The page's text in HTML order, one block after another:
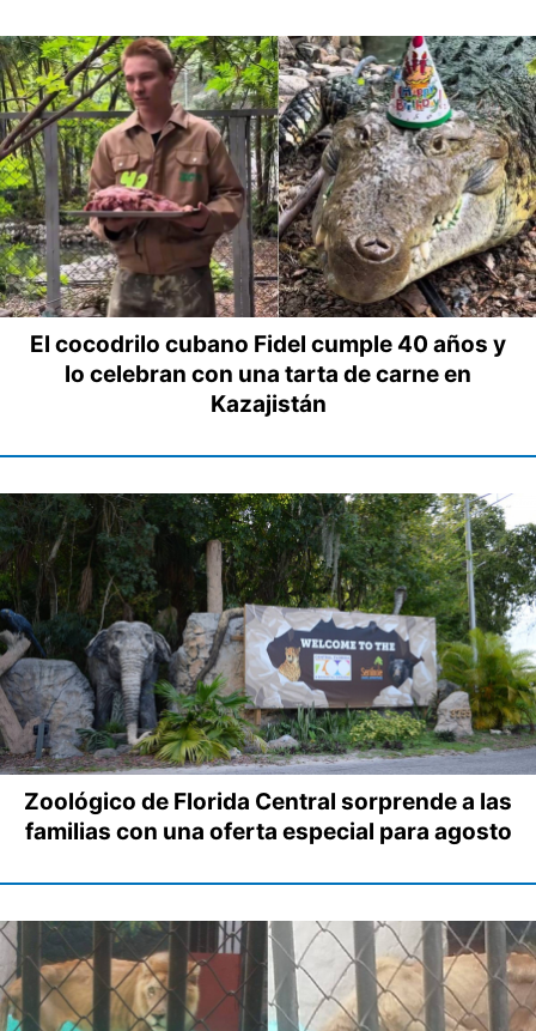
El cocodrilo cubano Fidel cumple 40 años y
lo celebran con una tarta de carne en
Kazajistán
Zoológico de Florida Central sorprende a las
familias con una oferta especial para agosto